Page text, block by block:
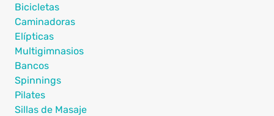
Bicicletas
Caminadoras
Elípticas
Multigimnasios
Bancos
Spinnings
Pilates
Sillas de Masaje